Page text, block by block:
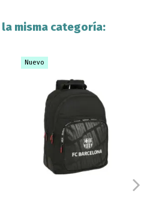
misma categoría:
Nuevo